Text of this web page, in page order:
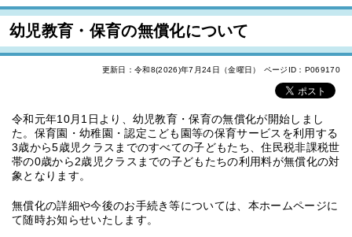
幼児教育・保育の無償化について
更新日：令和8(2026)年7月24日（金曜日） ページID：P069170
令和元年10月1日より、幼児教育・保育の無償化が開始しまし
た。保育園・幼稚園・認定こども園等の保育サービスを利用する
3歳から5歳児クラスまでのすべての子どもたち、住民税非課税世
帯の0歳から2歳児クラスまでの子どもたちの利用料が無償化の対
象となります。
無償化の詳細や今後のお手続き等については、本ホームページに
て随時お知らせいたします。